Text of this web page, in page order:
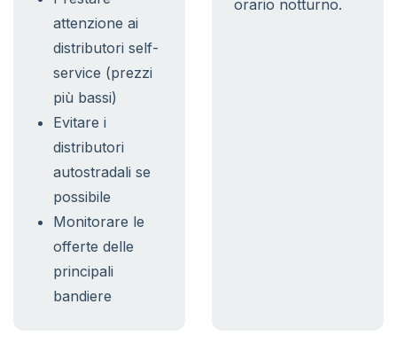
attenzione ai
distributori self-
service (prezzi
più bassi)
Evitare i
distributori
autostradali se
possibile
Monitorare le
offerte delle
principali
bandiere
orario notturno.